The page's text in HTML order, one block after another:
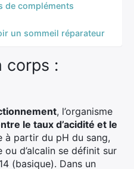
de compléments
un sommeil réparateur
corps :
, l’organisme
le taux d’acidité et le
à partir du pH du sang,
d’alcalin se définit sur
(basique). Dans un